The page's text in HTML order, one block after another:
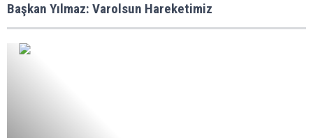
Başkan Yılmaz: Varolsun Hareketimiz